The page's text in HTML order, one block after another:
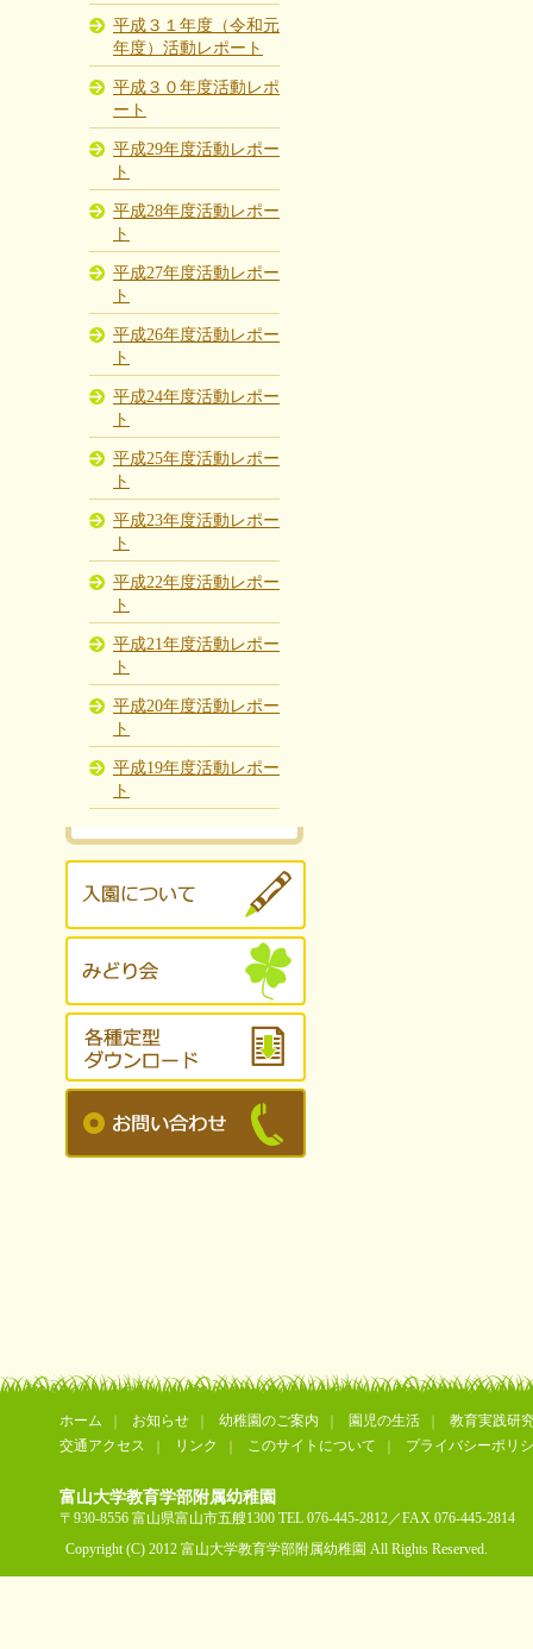
平成３１年度（令和元
年度）活動レポート
平成３０年度活動レポ
ート
平成29年度活動レポー
ト
平成28年度活動レポー
ト
平成27年度活動レポー
ト
平成26年度活動レポー
ト
平成24年度活動レポー
ト
平成25年度活動レポー
ト
平成23年度活動レポー
ト
平成22年度活動レポー
ト
平成21年度活動レポー
ト
平成20年度活動レポー
ト
平成19年度活動レポー
ト
ホーム お知らせ 幼稚園のご案内 園児の生活
教育実践研
交通アクセス
リンク このサイトについて プライバシーポリ
富山大学教育学部附属幼稚園
〒930-8556 富山県富山市五艘1300 TEL 076-445-2812／FAX 076-445-2814
Copyright (C) 2012 富山大学教育学部附属幼稚園 All Rights Reserved.